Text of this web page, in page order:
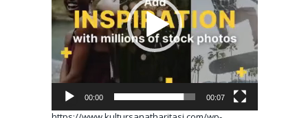
00:00 00:07